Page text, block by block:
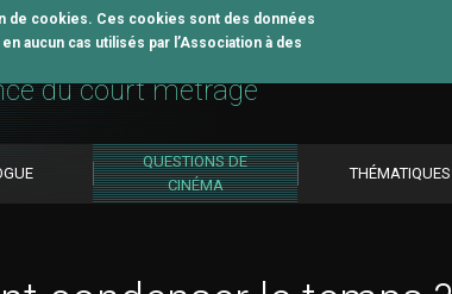
de cookies. Ces cookies sont des données
aucun cas utilisés par l’Association à des
du court métrage
QUESTIONS DE
CINÉMA
THÉMATIQUES